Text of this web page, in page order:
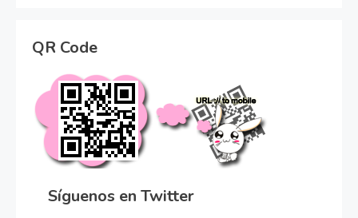
QR Code
Síguenos en Twitter